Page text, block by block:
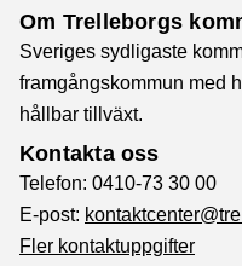
Om Trelleborgs
Sveriges sydligaste
framgångskommun med
hållbar tillväxt.
Kontakta oss
Telefon: 0410-73 30 00
E-post:
Fler kontaktuppgifter